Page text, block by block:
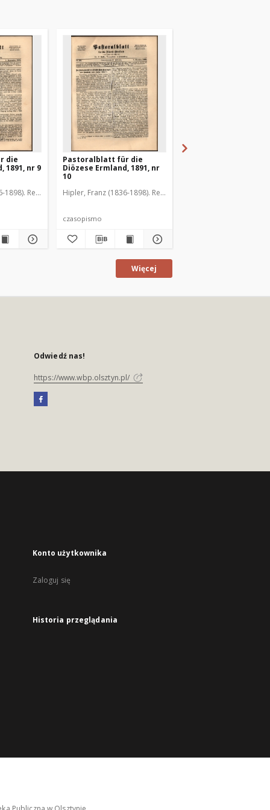
die
1891, nr 9
1898). Red.
Pastoralblatt für die
Diözese Ermland, 1891, nr
10
Hipler, Franz (1836-1898). Red.
czasopismo
Więcej
Odwiedź nas!
https://www.wbp.olsztyn.pl/
Konto użytkownika
Zaloguj się
Historia przeglądania